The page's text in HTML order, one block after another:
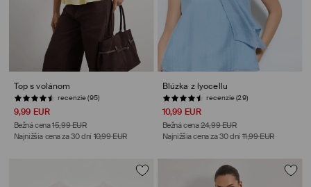
Top s volánom
recenzie (95)
9,99 EUR
Bežná cena 15,99 EUR
Najnižšia cena za 30 dní 10,99 EUR
Blúzka z lyocellu
recenzie (29)
10,99 EUR
Bežná cena 24,99 EUR
Najnižšia cena za 30 dní 11,99 EUR